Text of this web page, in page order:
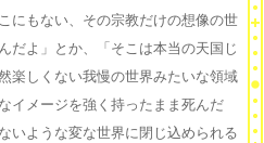
にもない、その宗教だけの想像の世
だよ」とか、「そこは本当の天国じ
楽しくない我慢の世界みたいな領域
イメージを強く持ったまま死んだ
いような変な世界に閉じ込められる